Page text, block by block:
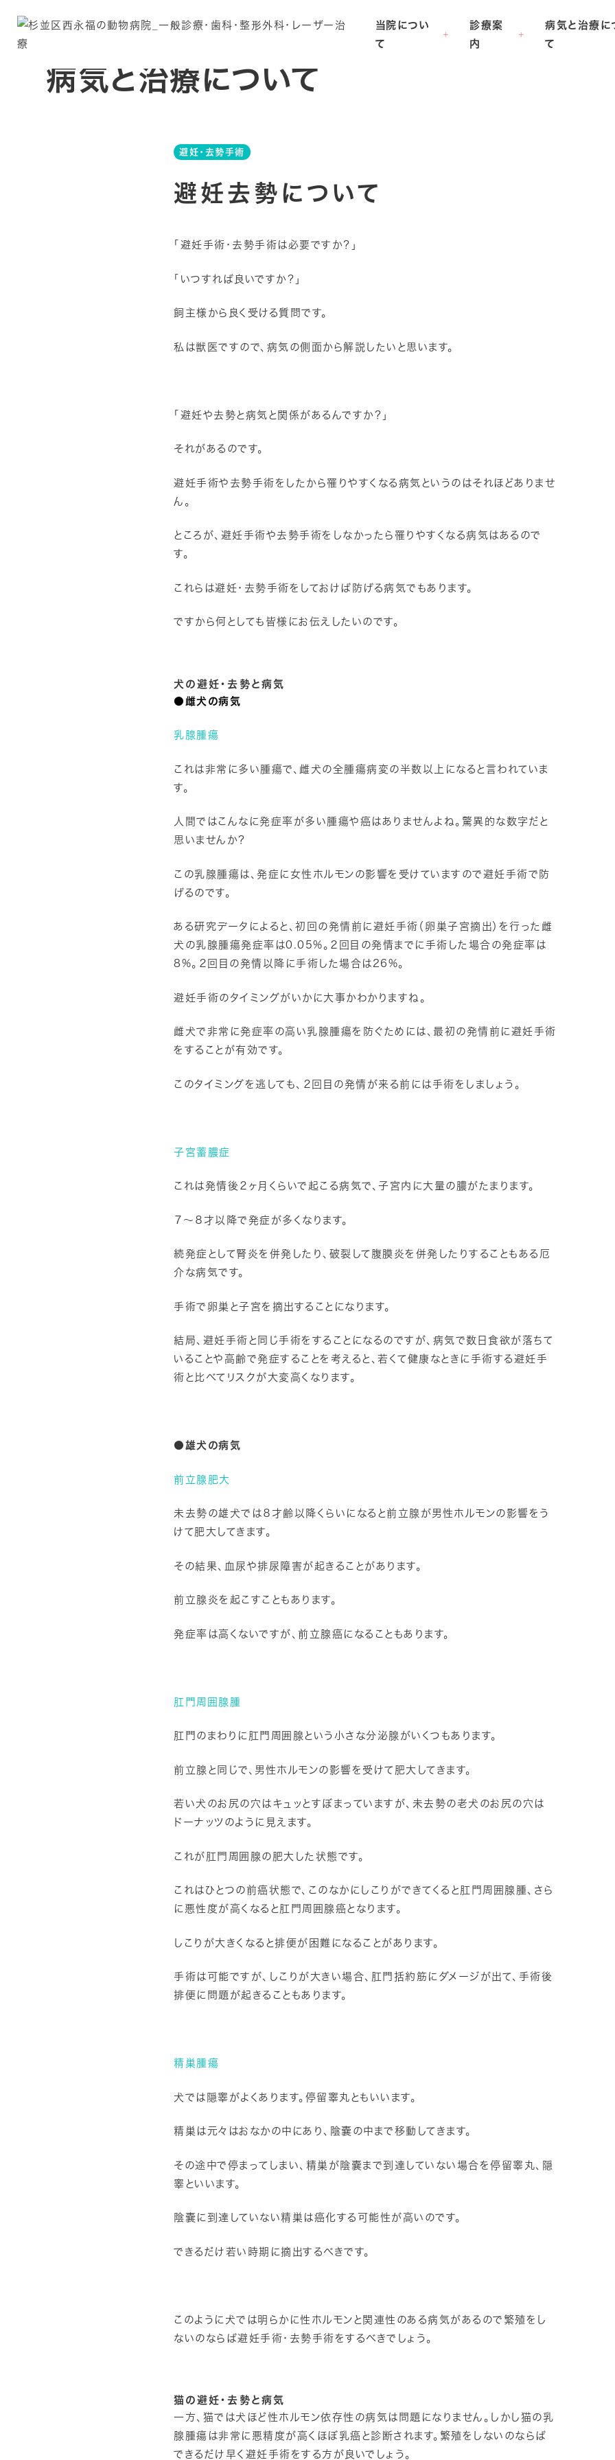
当院につい
て
診療案
内
病気と治療に
て
病気と治療について
避妊・去勢手術
避妊去勢について
「避妊手術・去勢手術は必要ですか？」
「いつすれば良いですか？」
飼主様から良く受ける質問です。
私は獣医ですので、病気の側面から解説したいと思います。
「避妊や去勢と病気と関係があるんですか？」
それがあるのです。
避妊手術や去勢手術をしたから罹りやすくなる病気というのはそれほどありませ
ん。
ところが、避妊手術や去勢手術をしなかったら罹りやすくなる病気はあるので
す。
これらは避妊・去勢手術をしておけば防げる病気でもあります。
ですから何としても皆様にお伝えしたいのです。
犬の避妊・去勢と病気
●雌犬の病気
乳腺腫瘍
これは非常に多い腫瘍で、雌犬の全腫瘍病変の半数以上になると言われていま
す。
人間ではこんなに発症率が多い腫瘍や癌はありませんよね。驚異的な数字だと
思いませんか？
この乳腺腫瘍は、発症に女性ホルモンの影響を受けていますので避妊手術で防
げるのです。
ある研究データによると、初回の発情前に避妊手術（卵巣子宮摘出）を行った雌
犬の乳腺腫瘍発症率は0.05%。２回目の発情までに手術した場合の発症率は
8%。２回目の発情以降に手術した場合は26%。
避妊手術のタイミングがいかに大事かわかりますね。
雌犬で非常に発症率の高い乳腺腫瘍を防ぐためには、最初の発情前に避妊手術
をすることが有効です。
このタイミングを逃しても、２回目の発情が来る前には手術をしましょう。
子宮蓄膿症
これは発情後２ヶ月くらいで起こる病気で、子宮内に大量の膿がたまります。
７〜８才以降で発症が多くなります。
続発症として腎炎を併発したり、破裂して腹膜炎を併発したりすることもある厄
介な病気です。
手術で卵巣と子宮を摘出することになります。
結局、避妊手術と同じ手術をすることになるのですが、病気で数日食欲が落ちて
いることや高齢で発症することを考えると、若くて健康なときに手術する避妊手
術と比べてリスクが大変高くなります。
●雄犬の病気
前立腺肥大
未去勢の雄犬では８才齢以降くらいになると前立腺が男性ホルモンの影響をう
けて肥大してきます。
その結果、血尿や排尿障害が起きることがあります。
前立腺炎を起こすこともあります。
発症率は高くないですが、前立腺癌になることもあります。
肛門周囲腺腫
肛門のまわりに肛門周囲腺という小さな分泌腺がいくつもあります。
前立腺と同じで、男性ホルモンの影響を受けて肥大してきます。
若い犬のお尻の穴はキュッとすぼまっていますが、未去勢の老犬のお尻の穴は
ドーナッツのように見えます。
これが肛門周囲腺の肥大した状態です。
これはひとつの前癌状態で、このなかにしこりができてくると肛門周囲腺腫、さら
に悪性度が高くなると肛門周囲腺癌となります。
しこりが大きくなると排便が困難になることがあります。
手術は可能ですが、しこりが大きい場合、肛門括約筋にダメージが出て、手術後
排便に問題が起きることもあります。
精巣腫瘍
犬では隠睾がよくあります。停留睾丸ともいいます。
精巣は元々はおなかの中にあり、陰嚢の中まで移動してきます。
その途中で停まってしまい、精巣が陰嚢まで到達していない場合を停留睾丸、隠
睾といいます。
陰嚢に到達していない精巣は癌化する可能性が高いのです。
できるだけ若い時期に摘出するべきです。
このように犬では明らかに性ホルモンと関連性のある病気があるので繁殖をし
ないのならば避妊手術・去勢手術をするべきでしょう。
猫の避妊・去勢と病気
一方、猫では犬ほど性ホルモン依存性の病気は問題になりません。しかし猫の乳
腺腫瘍は非常に悪精度が高くほぼ乳癌と診断されます。繁殖をしないのならば
できるだけ早く避妊手術をする方が良いでしょう。